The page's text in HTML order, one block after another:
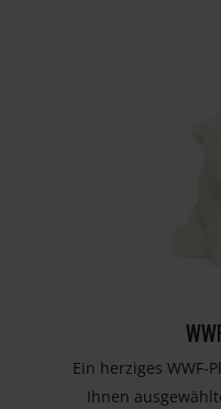
Ein herziges WWF-
Ihnen